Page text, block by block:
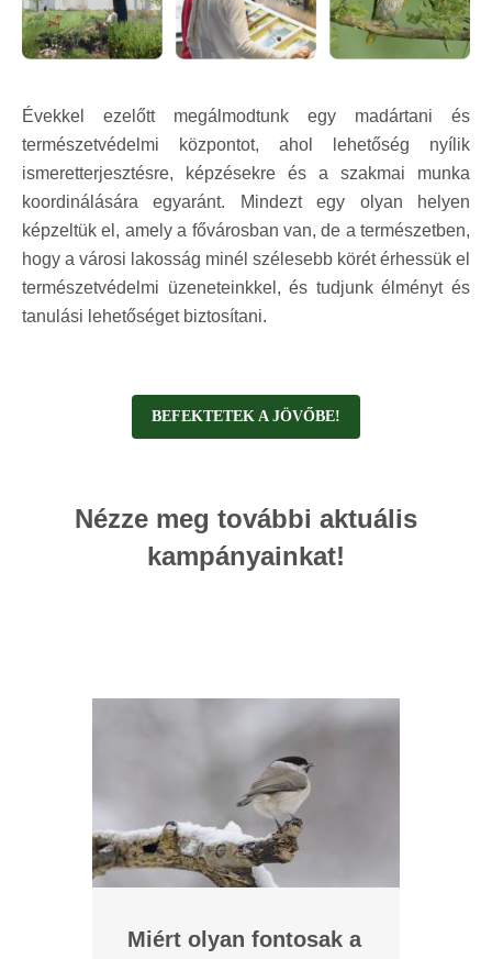
Évekkel ezelőtt megálmodtunk egy madártani és
természetvédelmi központot, ahol lehetőség nyílik
ismeretterjesztésre, képzésekre és a szakmai munka
koordinálására egyaránt. Mindezt egy olyan helyen
képzeltük el, amely a fővárosban van, de a természetben,
hogy a városi lakosság minél szélesebb körét érhessük el
természetvédelmi üzeneteinkkel, és tudjunk élményt és
tanulási lehetőséget biztosítani.
BEFEKTETEK A JÖVŐBE!
Nézze meg további aktuális
kampányainkat!
Miért olyan fontosak a